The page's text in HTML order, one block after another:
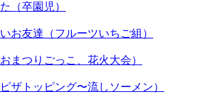
（卒園児）
お友達（フルーツいちご組）
まつりごっこ、花火大会）
ザトッピング〜流しソーメン）